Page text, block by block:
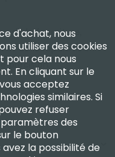
de la fourniture,
et de la réparation
précision.
d'achat, nous
utiliser des cookies
pour cela nous
En cliquant sur le
acceptez
similaires. Si
refuser
des
le bouton
la possibilité de